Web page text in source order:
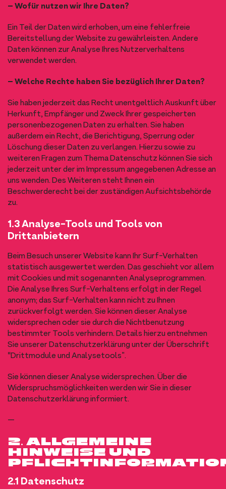
– Wofür nutzen wir Ihre Daten?
Ein Teil der Daten wird erhoben, um eine fehlerfreie
Bereitstellung der Website zu gewährleisten. Andere
Daten können zur Analyse Ihres Nutzerverhaltens
verwendet werden.
– Welche Rechte haben Sie bezüglich Ihrer Daten?
Sie haben jederzeit das Recht unentgeltlich Auskunft über
Herkunft, Empfänger und Zweck Ihrer gespeicherten
personenbezogenen Daten zu erhalten. Sie haben
außerdem ein Recht, die Berichtigung, Sperrung oder
Löschung dieser Daten zu verlangen. Hierzu sowie zu
weiteren Fragen zum Thema Datenschutz können Sie sich
jederzeit unter der im Impressum angegebenen Adresse an
uns wenden. Des Weiteren steht Ihnen ein
Beschwerderecht bei der zuständigen Aufsichtsbehörde
zu.
1.3 Analyse-Tools und Tools von
Drittanbietern
Beim Besuch unserer Website kann Ihr Surf-Verhalten
statistisch ausgewertet werden. Das geschieht vor allem
mit Cookies und mit sogenannten Analyseprogrammen.
Die Analyse Ihres Surf-Verhaltens erfolgt in der Regel
anonym; das Surf-Verhalten kann nicht zu Ihnen
zurückverfolgt werden. Sie können dieser Analyse
widersprechen oder sie durch die Nichtbenutzung
bestimmter Tools verhindern. Details hierzu entnehmen
Sie unserer Datenschutzerklärung unter der Überschrift
“Drittmodule und Analysetools”.
Sie können dieser Analyse widersprechen. Über die
Widerspruchsmöglichkeiten werden wir Sie in dieser
Datenschutzerklärung informiert.
—
2. ALLGEMEINE
HINWEISE UND
2.1 Datenschutz